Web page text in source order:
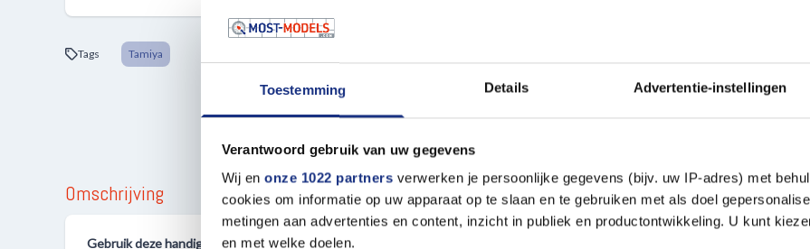
Toestemming Details Advertentie-instellingen
Verantwoord gebruik van uw gegevens
Wij en onze 1022 partners verwerken je persoonlijke gegevens (bijv. uw IP-adres) met
cookies om informatie op uw apparaat op te slaan en te gebruiken met als doel
metingen aan advertenties en content, inzicht in publiek en productontwikkeling. U kunt
en met welke doelen.
Tags Tamiya
Omschrijving
Gebruik deze handige oplossing om decals aan te brengen die te lang in water
Eigenschappen